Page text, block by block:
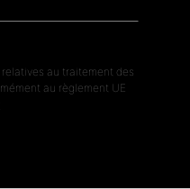
au traitement des
au règlement UE